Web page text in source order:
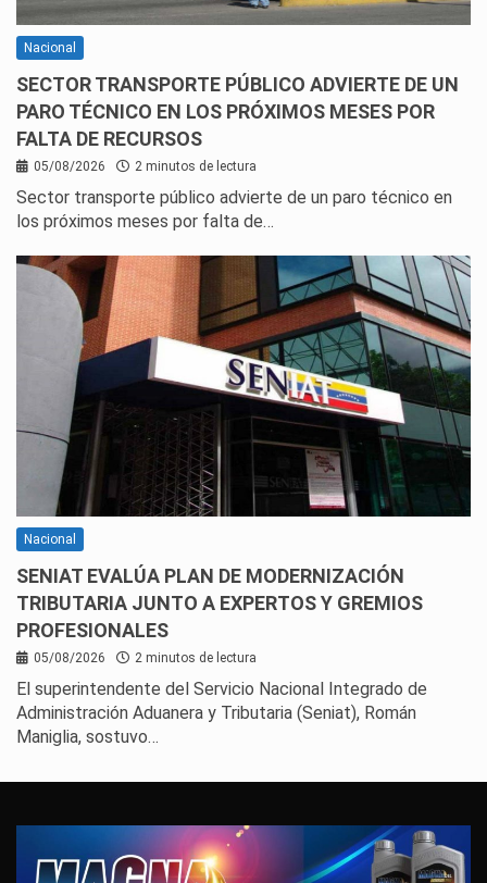
Nacional
SECTOR TRANSPORTE PÚBLICO ADVIERTE DE UN
PARO TÉCNICO EN LOS PRÓXIMOS MESES POR
FALTA DE RECURSOS
05/08/2026 2 minutos de lectura
Sector transporte público advierte de un paro técnico en
los próximos meses por falta de…
Nacional
SENIAT EVALÚA PLAN DE MODERNIZACIÓN
TRIBUTARIA JUNTO A EXPERTOS Y GREMIOS
PROFESIONALES
05/08/2026 2 minutos de lectura
El superintendente del Servicio Nacional Integrado de
Administración Aduanera y Tributaria (Seniat), Román
Maniglia, sostuvo…